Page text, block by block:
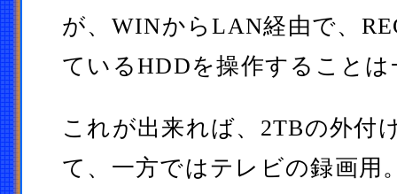
が、WINからLAN経由で、
ているHDDを操作すること
これが出来れば、2TBの外付
て、一方ではテレビの録画用